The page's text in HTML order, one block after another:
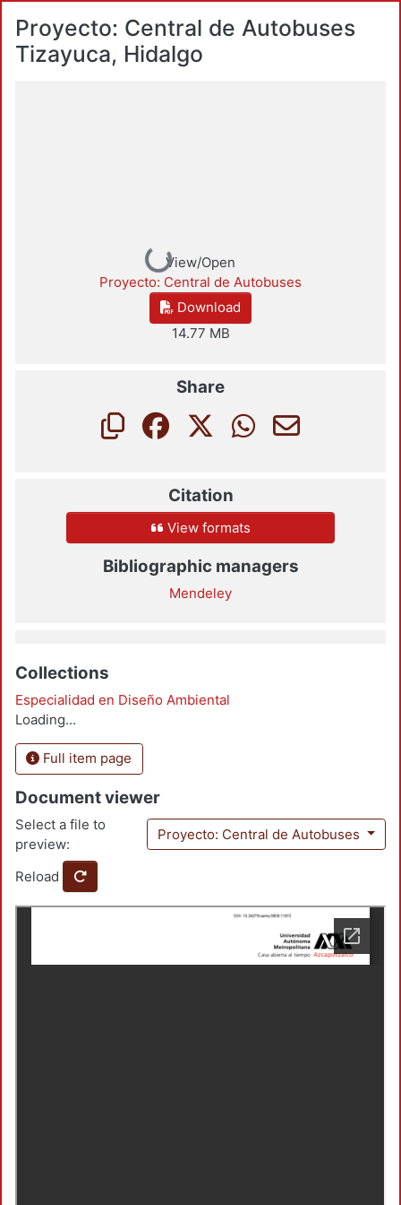
Proyecto: Central de Autobuses
Tizayuca, Hidalgo
Loading...
View/Open
Proyecto: Central de Autobuses
Download
14.77 MB
Share
Citation
View formats
Bibliographic managers
Mendeley
Collections
Especialidad en Diseño Ambiental
Loading...
Full item page
Document viewer
Select a file to
preview:
Proyecto: Central de Autobuses
Reload